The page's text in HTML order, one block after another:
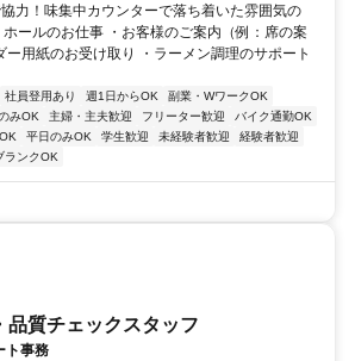
力！味集中カウンターで落ち着いた雰囲気の
ホールのお仕事 ・お客様のご案内（例：席の案
ー用紙のお受け取り ・ラーメン調理のサポート
社員登用あり 週1日からOK
副業・WワークOK
みOK 主婦・主夫歓迎 フリーター歓迎
バイク通勤OK
平日のみOK 学生歓迎 未経験者歓迎
経験者歓迎
ランクOK
品質チェックスタッフ
ト事務